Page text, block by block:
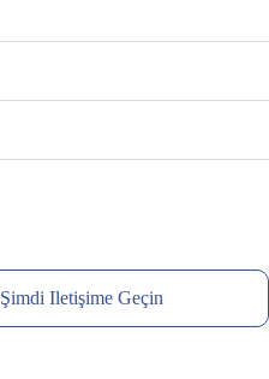
Şimdi Iletişime Geçin